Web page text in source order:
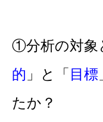
①分析の対象
的 」と「 目標
たか？